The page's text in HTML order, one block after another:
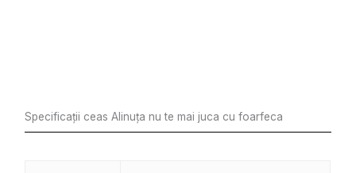
Specificații ceas Alinuța nu te mai juca cu foarfeca